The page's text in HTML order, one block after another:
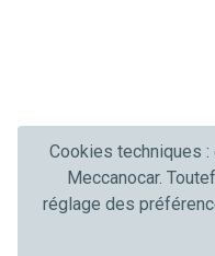
Cookies techniques
Meccanocar.
réglage des